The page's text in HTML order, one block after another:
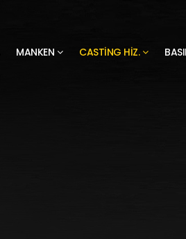
MANKEN CASTING HIZ.